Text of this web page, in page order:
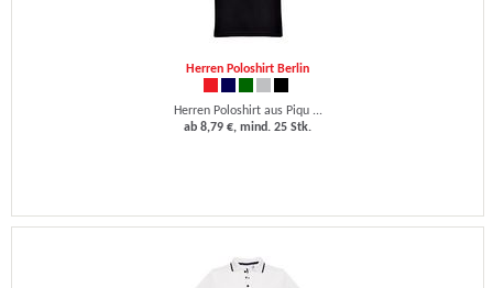
Herren Poloshirt Berlin
Herren Poloshirt aus Piqu ...
ab 8,79 €, mind. 25 Stk.